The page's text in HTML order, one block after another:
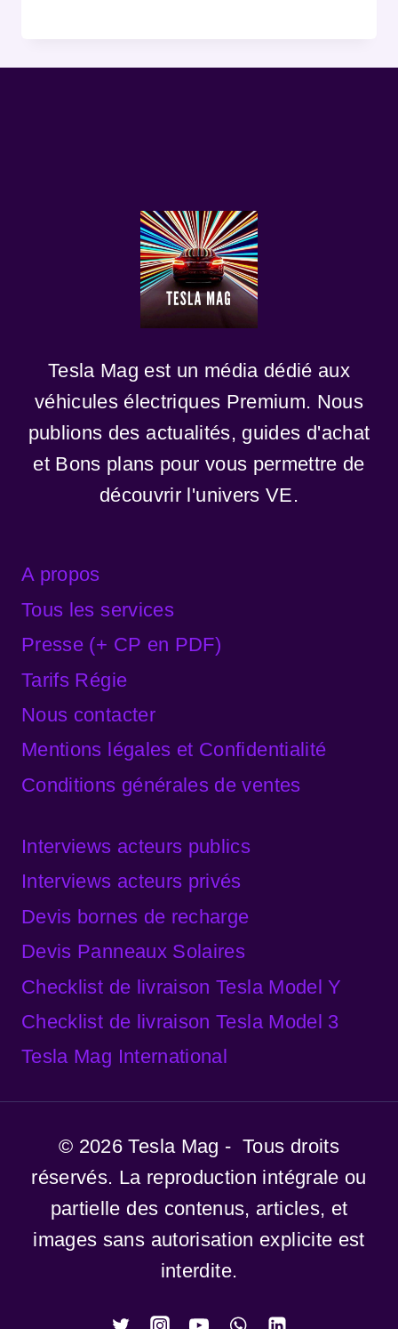
Tesla Mag est un média dédié aux
véhicules électriques Premium. Nous
publions des actualités, guides d'achat
et Bons plans pour vous permettre de
découvrir l'univers VE.
A propos
Tous les services
Presse (+ CP en PDF)
Tarifs Régie
Nous contacter
Mentions légales et Confidentialité
Conditions générales de ventes
Interviews acteurs publics
Interviews acteurs privés
Devis bornes de recharge
Devis Panneaux Solaires
Checklist de livraison Tesla Model Y
Checklist de livraison Tesla Model 3
Tesla Mag International
© 2026 Tesla Mag - Tous droits
réservés. La reproduction intégrale ou
partielle des contenus, articles, et
images sans autorisation explicite est
interdite.